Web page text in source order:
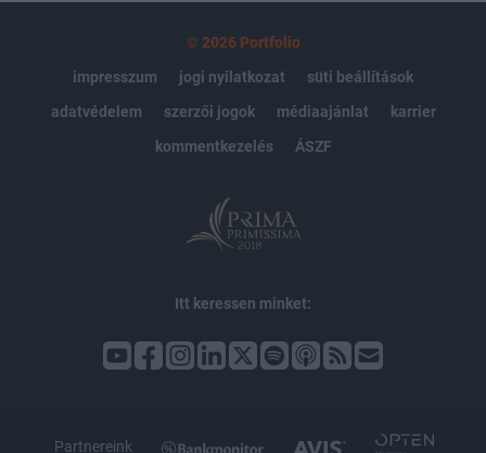
© 2026 Portfolio
impresszum
jogi nyilatkozat
süti beállítások
adatvédelem
szerzői jogok médiaajánlat
karrier
kommentkezelés
ÁSZF
Itt keressen minket:
Partnereink